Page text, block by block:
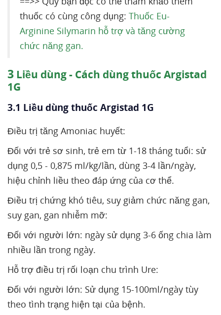
thuốc có cùng công dụng: Thuốc Eu-
Arginine Silymarin hỗ trợ và tăng cường
chức năng gan.
3 Liều dùng - Cách dùng thuốc Argistad
1G
3.1 Liều dùng thuốc Argistad 1G
Điều trị tăng Amoniac huyết:
Đối với trẻ sơ sinh, trẻ em từ 1-18 tháng tuổi: sử
dụng 0,5 - 0,875 ml/kg/lần, dùng 3-4 lần/ngày,
hiệu chỉnh liều theo đáp ứng của cơ thể.
Điều trị chứng khó tiêu, suy giảm chức năng gan,
suy gan, gan nhiễm mỡ:
Đối với người lớn: ngày sử dụng 3-6 ống chia làm
nhiều lần trong ngày.
Hỗ trợ điều trị rối loạn chu trình Ure:
Đối với người lớn: Sử dụng 15-100ml/ngày tùy
theo tình trạng hiện tại của bệnh.